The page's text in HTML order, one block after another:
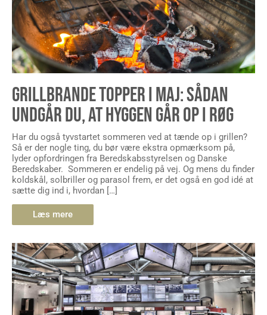
GRILLBRANDE TOPPER I MAJ: SÅDAN
UNDGÅR DU, AT HYGGEN GÅR OP I RØG
Har du også tyvstartet sommeren ved at tænde op i grillen?
Så er der nogle ting, du bør være ekstra opmærksom på,
lyder opfordringen fra Beredskabsstyrelsen og Danske
Beredskaber. Sommeren er endelig på vej. Og mens du finder
koldskål, solbriller og parasol frem, er det også en god idé at
sætte dig ind i, hvordan […]
Læs mere